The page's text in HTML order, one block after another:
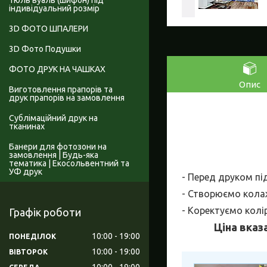
Опис
- Перед друком
- Створюємо
- Коректуємо
Ціна
індивідуальний розмір
3D ФОТО ШПАЛЕРИ
3D Фото Подушки
ФОТО ДРУК НА ЧАШКАХ
Виготовлення прапорів та
друк прапорів на замовлення
Сублімаційний друк на
тканинах
Банери для фотозони на
замовлення | Будь-яка
тематика | Екосольвентний та
УФ друк
Графік роботи
ПОНЕДІЛОК 10:00 19:00
ВІВТОРОК 10:00 19:00